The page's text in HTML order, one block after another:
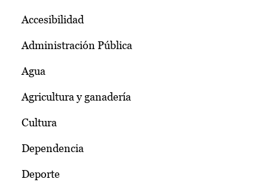
Accesibilidad
Administración Pública
Agua
Agricultura y ganadería
Cultura
Dependencia
Deporte